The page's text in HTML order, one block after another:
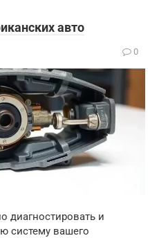
авто
0
диагностировать и
систему вашего